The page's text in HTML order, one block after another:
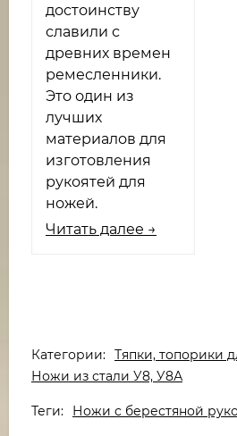
достоинству
славили с
древних времен
ремесленники.
Это один из
лучших
материалов для
изготовления
рукоятей для
ножей.
Читать далее →
Категории: Тяпки, топорики
Ножи из стали У8, У8А
Теги: Ножи с берестяной